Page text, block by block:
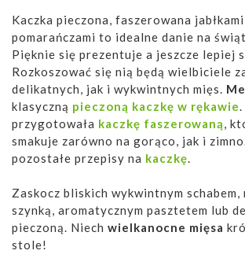
Kaczka pieczona, faszerowana
pomarańczami to idealne danie na
Pięknie się prezentuje a jeszcze lepiej
Rozkoszować się nią będą wielbiciele
delikatnych, jak i wykwintnych mięs.
klasyczną pieczoną kaczkę w rękawie.
przygotowała kaczkę faszerowaną,
smakuje zarówno na gorąco, jak i
pozostałe przepisy na kaczkę.
Zaskocz bliskich wykwintnym schabem,
szynką, aromatycznym pasztetem lub
pieczoną. Niech wielkanocne mięsa
stole!